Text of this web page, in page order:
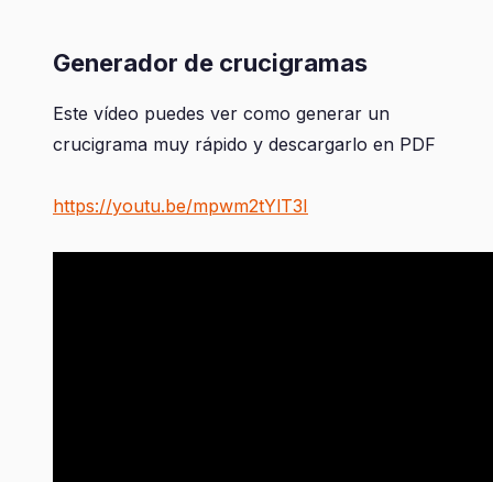
Generador de crucigramas
Este vídeo puedes ver como generar un
crucigrama muy rápido y descargarlo en PDF
https://youtu.be/mpwm2tYlT3I